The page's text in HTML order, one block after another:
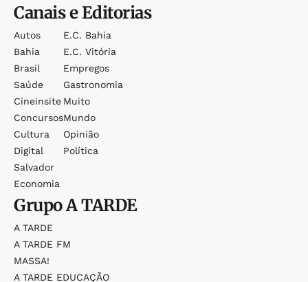
Canais e Editorias
Autos
Bahia
Brasil
Saúde
Cineinsite
Concursos
Cultura
Digital
Salvador
Economia
E.c. Bahia
E.c. Vitória
Empregos
Gastronomia
Muito
Mundo
Opinião
Política
GrupoA TARDE
A TARDE
A TARDE FM
MASSA!
A TARDE EDUCAÇÃO